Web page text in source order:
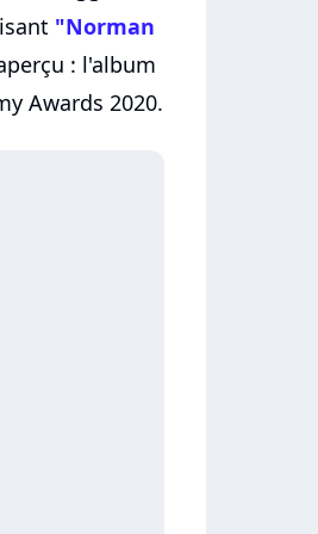
"Norman
: l'album
Awards 2020.